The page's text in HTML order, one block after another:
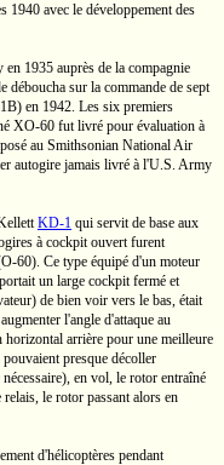
1940 avec le développement des
en 1935 auprès de la compagnie
déboucha sur la commande de sept
en 1942. Les six premiers
XO-60 fut livré pour évaluation à
au Smithsonian National Air
autogire jamais livré à l'U.S. Army
KD-1 qui servit de base aux
à cockpit ouvert furent
60). Ce type équipé d'un moteur
un large cockpit fermé et
de bien voir vers le bas, était
l'angle d'attaque au
horizontal arrière pour une meilleure
presque décoller
en vol, le rotor entraîné
le rotor passant alors en
d'hélicoptères pendant